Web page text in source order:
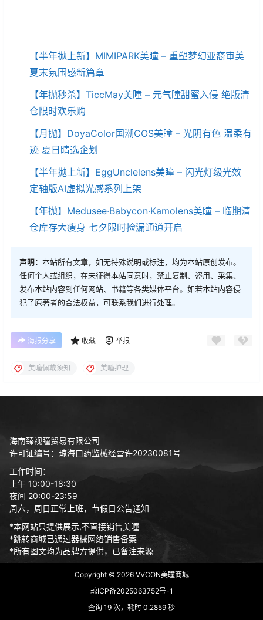
【半年抛上新】MIMIPARK美瞳 – 重塑梦幻亚裔审美
夏末氛围感新篇章
【年抛秒杀】TiccMay美瞳 – 元气瞳甜蜜入侵 绝版清
仓限时欢乐购
【月抛】DoyaColor国潮COS美瞳 – 光阴有色 温柔有
迹 夏日睛选企划
【半年抛上新】EggUnclelens美瞳 – 闪光灯级光效
定轴版AI虚拟光感系列上架
【年抛】Medusee·Babycon·Kamolens美瞳 – 临期清
仓库存大瘦身 七夕限时捡漏通道开启
声明： 本站所有文章，如无特殊说明或标注，均为本站原创发布。
任何个人或组织，在未征得本站同意时，禁止复制、盗用、采集、
发布本站内容到任何网站、书籍等各类媒体平台。如若本站内容侵
犯了原著者的合法权益，可联系我们进行处理。
海报分享 收藏 举报
美瞳佩戴须知 美瞳护理
海南臻视瞳贸易有限公司
许可证编号：琼海口药监械经营许20230081号
工作时间：
上午 10:00-18:30
夜间 20:00-23:59
周六，周日正常上班，节假日公告通知
*本网站只提供展示,不直接销售美瞳
*跳转商城已通过器械网络销售备案
*所有图文均为品牌方提供，已备注来源
Copyright © 2026VVCON美瞳商城
琼ICP备2025063752号-1
查询 19 次，耗时 0.2859 秒